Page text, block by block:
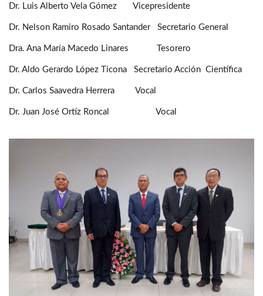
Dr. Luis Alberto Vela Gómez Vicepresidente
Dr. Nelson Ramiro Rosado Santander Secretario General
Dra. Ana María Macedo Linares Tesorero
Dr. Aldo Gerardo López Ticona Secretario Acción Científica
Dr. Carlos Saavedra Herrera Vocal
Dr. Juan José Ortíz Roncal Vocal